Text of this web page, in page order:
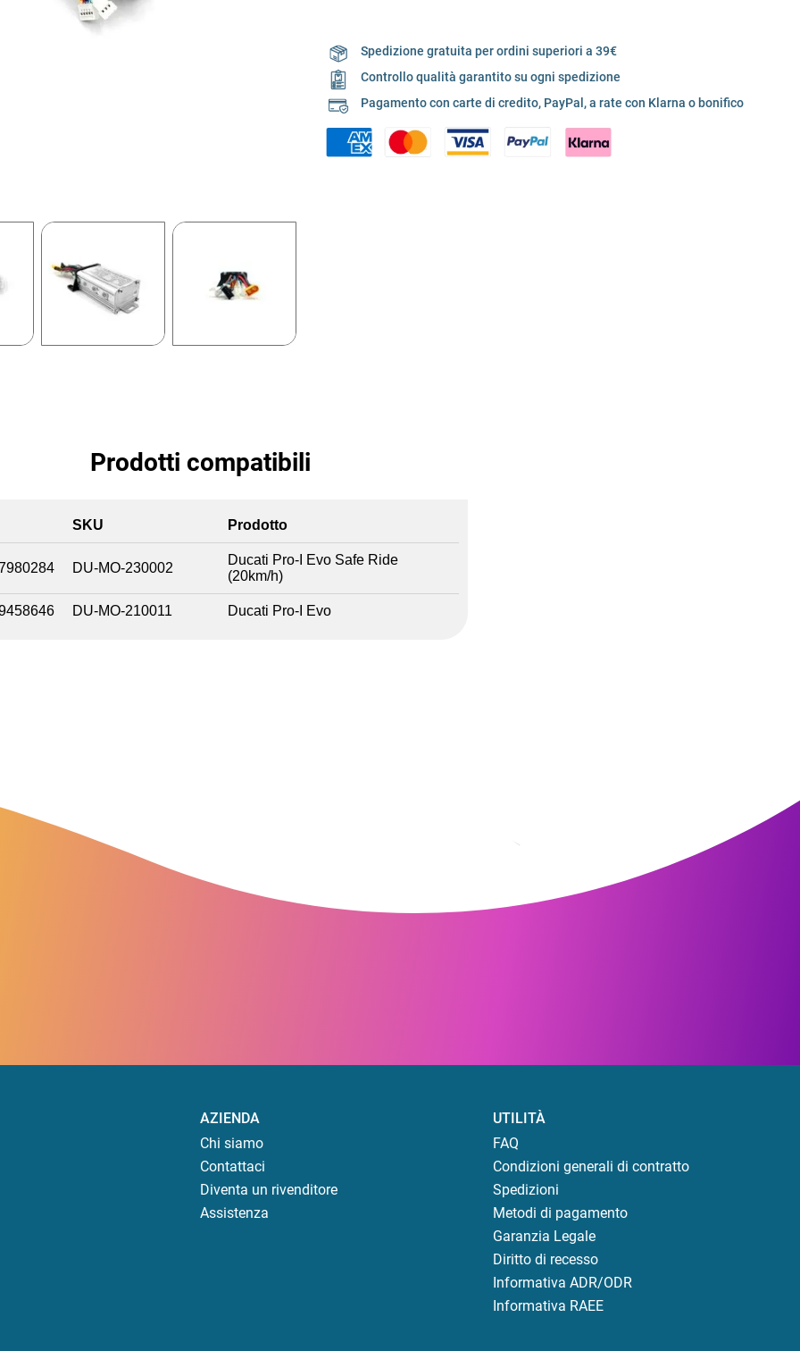
Spedizione gratuita per ordini superiori a 39€
Controllo qualità garantito su ogni spedizione
Pagamento con carte di credito, PayPal, a rate con Klarna o bonifico
Prodotti compatibili
SKU Prodotto
DU-MO-230002
Ducati Pro-I Evo Safe Ride
(20km/h)
DU-MO-210011 Ducati Pro-I Evo
AZIENDA
Chi siamo
Contattaci
Diventa un rivenditore
Assistenza
UTILITÀ
FAQ
Condizioni generali di contratto
Spedizioni
Metodi di pagamento
Garanzia Legale
Diritto di recesso
Informativa ADR/ODR
Informativa RAEE